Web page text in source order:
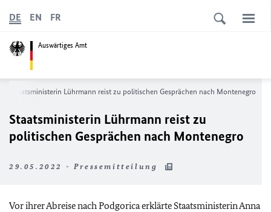
Auswärtiges Amt
DE EN FR
Staatsministerin Lührmann reist zu politischen Gesprächen nach Montenegro
Staatsministerin Lührmann reist zu
politischen Gesprächen nach Montenegro
29.05.2022 - Pressemitteilung
Vor ihrer Abreise nach Podgorica erklärte Staatsministerin Anna